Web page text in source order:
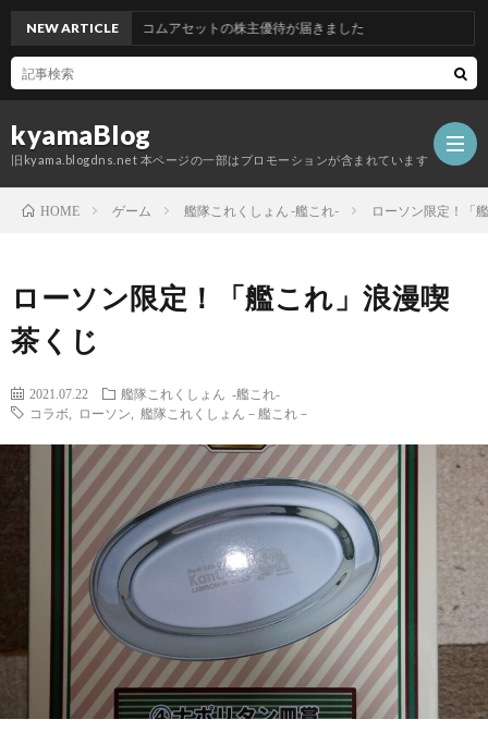
kyamaBlog
旧kyama.blogdns.net 本ページの一部はプロモーションが含まれています
NEW ARTICLE
グッドコムアセットの株主優待が届きました
HOME ゲーム 艦隊これくしょん -艦これ- ローソン限定！「
ローソン限定！「艦これ」浪漫喫
茶くじ
2021.07.22
艦隊これくしょん -艦これ-
コラボ
ローソン 艦隊これくしょん－艦これ－